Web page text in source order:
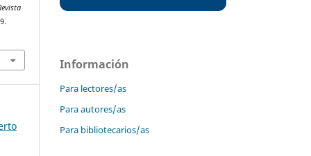
Información
Para lectores/as
Para autores/as
Para bibliotecarios/as